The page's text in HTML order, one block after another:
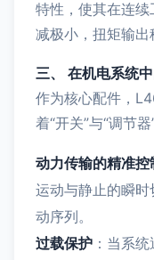
特性，使其在连
减极小，扭矩输出
三、 在机电系统
作为核心配件，
着“开关”与“调节器
动力传输的精准控
运动与静止的瞬
动序列。
过载保护 ：当系